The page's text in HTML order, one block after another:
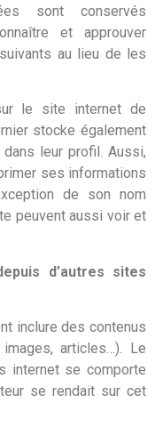
sont conservés
et approuver
au lieu de les
le site internet de
stocke également
leur profil. Aussi,
ses informations
de son nom
peuvent aussi voir et
d’autres sites
inclure des contenus
articles…). Le
internet se comporte
se rendait sur cet